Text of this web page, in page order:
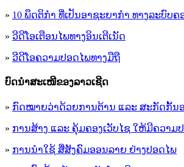
» 10 ພຶດຕິກໍາ ທີ່ເປັນອາຊະຍາກໍາ ທາງລະບົບຄ
» ວີດີໂອເຕືອນໄພທາງອິນເຕີເນັດ
» ວ​ີ​ດີ​ໂອ​ຄວາມ​ປອດ​ໄພ​ທາງ​ມື​ຖື
ບົດນຳສະເໜີຂອງລາວເຊີດ
» ກົດໝາຍວ່າດ້ວຍການຕ້ານ ແລະ ສະກັດກັ້ນ
» ການສ້າງ ແລະ ຄຸ້ມຄອງເວັບໄຊ ໃຫ້ມີຄວາມ
» ການນຳໃຊ້ ສື່ສັງຄົມອອນລາຍ ຢ່າງປອດໄພ